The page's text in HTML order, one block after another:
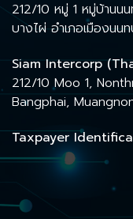
212/10 หมู่ 1 หมู่บ้านน
บางไผ่ อำเภอเมืองนน
Siam Intercorp
212/10 Moo 1,
Bangphai,
Taxpayer